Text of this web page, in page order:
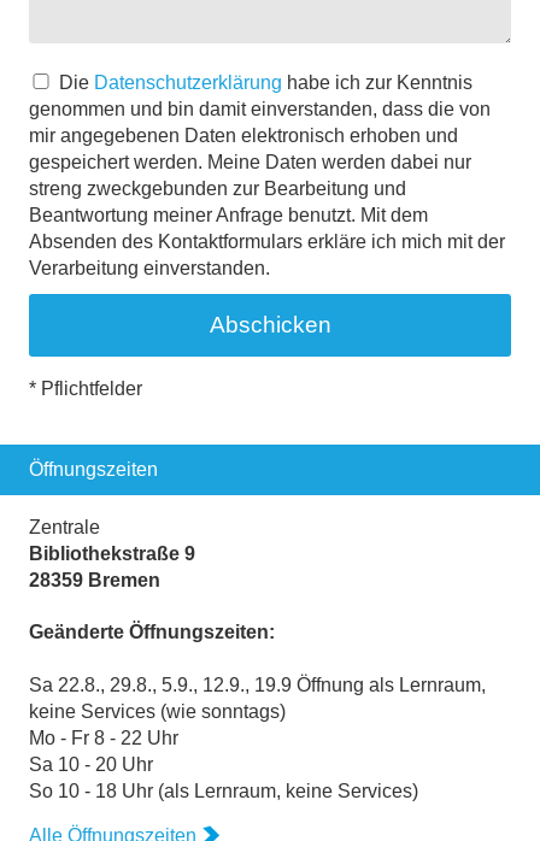
Die Datenschutzerklärung habe ich zur Kenntnis
genommen und bin damit einverstanden, dass die von
mir angegebenen Daten elektronisch erhoben und
gespeichert werden. Meine Daten werden dabei nur
streng zweckgebunden zur Bearbeitung und
Beantwortung meiner Anfrage benutzt. Mit dem
Absenden des Kontaktformulars erkläre ich mich mit der
Verarbeitung einverstanden.
* Pflichtfelder
Öffnungszeiten
Zentrale
Bibliothekstraße 9
28359 Bremen
Geänderte Öffnungszeiten:
Sa 22.8., 29.8., 5.9., 12.9., 19.9 Öffnung als Lernraum,
keine Services (wie sonntags)
Mo - Fr 8 - 22 Uhr
Sa 10 - 20 Uhr
So 10 - 18 Uhr (als Lernraum, keine Services)
Alle Öffnungszeiten